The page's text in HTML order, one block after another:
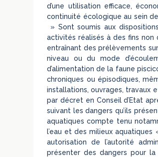
d’une utilisation efficace,
continuité écologique au sein
» Sont soumis aux
activités réalisés à des fins
entraînant des prélèvements
niveau ou du mode
d’alimentation de la faune
chroniques ou épisodiques,
installations, ouvrages, travaux
par décret en Conseil d’Etat
suivant les dangers qu’ils
aquatiques compte tenu
l’eau et des milieux
autorisation de l’autorité
présenter des dangers pour